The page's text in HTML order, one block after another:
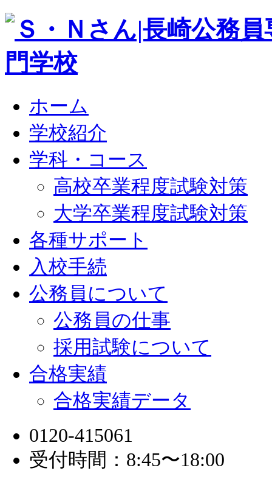
ホーム
学校紹介
学科・コース
高校卒業程度試験対策
大学卒業程度試験対策
各種サポート
入校手続
公務員について
公務員の仕事
採用試験について
合格実績
合格実績データ
0120-415061
受付時間：8:45〜18:00